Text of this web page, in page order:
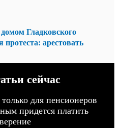
Гладковского
арестовать
сейчас
для пенсионеров
придется платить